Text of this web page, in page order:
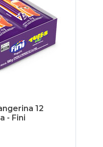
12
- Fini